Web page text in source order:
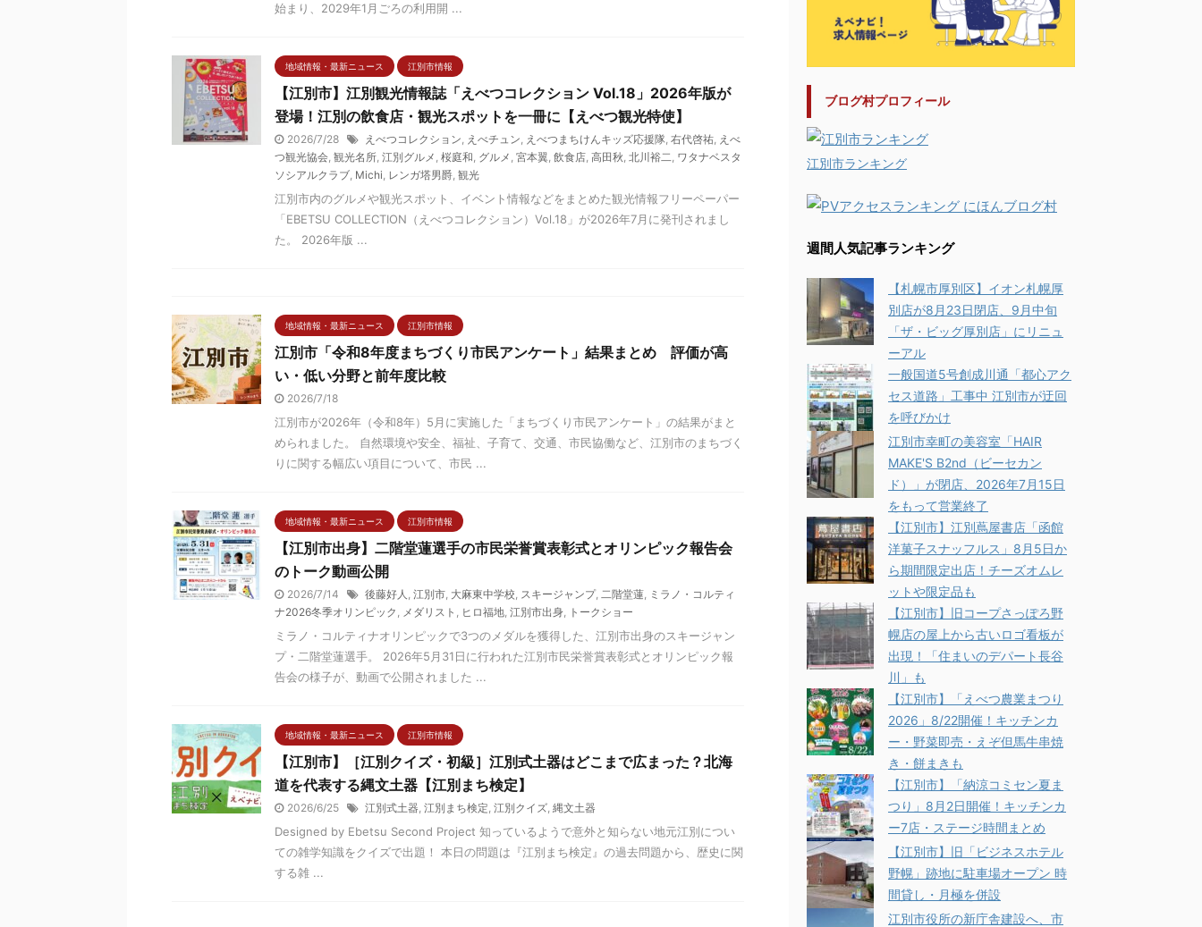
始まり、2029年1月ごろの利用開 ...
地域情報・最新ニュース 江別市情報
【江別市】江別観光情報誌「えべつコレクション Vol.18」2026年版が
登場！江別の飲食店・観光スポットを一冊に【えべつ観光特使】
2026/7/28 えべつコレクション, えべチュン, えべつまちけんキッズ応援隊, 右代啓祐, えべ
つ観光協会, 観光名所, 江別グルメ , 桜庭和, グルメ , 宮本翼, 飲食店, 高田秋, 北川裕二, ワタナベスタ
ソシアルクラブ, Michi, レンガ塔男爵, 観光
江別市内のグルメや観光スポット、イベント情報などをまとめた観光情報フリーペーパー
「EBETSU COLLECTION（えべつコレクション）Vol.18」が2026年7月に発刊されまし
た。 2026年版 ...
地域情報・最新ニュース 江別市情報
江別市「令和8年度まちづくり市民アンケート」結果まとめ 評価が高
い・低い分野と前年度比較
2026/7/18
江別市が2026年（令和8年）5月に実施した「まちづくり市民アンケート」の結果がまと
められました。 自然環境や安全、福祉、子育て、交通、市民協働など、江別市のまちづく
りに関する幅広い項目について、市民 ...
地域情報・最新ニュース 江別市情報
【江別市出身】二階堂蓮選手の市民栄誉賞表彰式とオリンピック報告会
のトーク動画公開
2026/7/14 後藤好人 , 江別市, 大麻東中学校, スキージャンプ, 二階堂蓮, ミラノ・コルティ
ナ2026冬季オリンピック , メダリスト , ヒロ福地, 江別市出身, トークショー
ミラノ・コルティナオリンピックで3つのメダルを獲得した、江別市出身のスキージャン
プ・二階堂蓮選手。 2026年5月31日に行われた江別市民栄誉賞表彰式とオリンピック報
告会の様子が、動画で公開されました ...
地域情報・最新ニュース 江別市情報
【江別市】［江別クイズ・初級］江別式土器はどこまで広まった？北海
道を代表する縄文土器【江別まち検定】
2026/6/25 江別式土器, 江別まち検定, 江別クイズ, 縄文土器
Designed by Ebetsu Second Project 知っているようで意外と知らない地元江別につい
ての雑学知識をクイズで出題！ 本日の問題は『江別まち検定』の過去問題から、歴史に関
する雑 ...
ブログ村プロフィール
江別市ランキング
週間人気記事ランキング
【札幌市厚別区】イオン札幌厚
別店が8月23日閉店、9月中旬
「ザ・ビッグ厚別店」にリニュ
ーアル
一般国道5号創成川通「都心アク
セス道路」工事中 江別市が迂回
を呼びかけ
江別市幸町の美容室「HAIR
MAKE'S B2nd（ビーセカン
ド）」が閉店、2026年7月15日
をもって営業終了
【江別市】江別蔦屋書店「函館
洋菓子スナッフルス」8月5日か
ら期間限定出店！チーズオムレ
ットや限定品も
【江別市】旧コープさっぽろ野
幌店の屋上から古いロゴ看板が
出現！「住まいのデパート長谷
川」も
【江別市】「えべつ農業まつり
2026」8/22開催！キッチンカ
ー・野菜即売・えぞ但馬牛串焼
き・餅まきも
【江別市】「納涼コミセン夏ま
つり」8月2日開催！キッチンカ
ー7店・ステージ時間まとめ
【江別市】旧「ビジネスホテル
野幌」跡地に駐車場オープン 時
間貸し・月極を併設
江別市役所の新庁舎建設へ、市